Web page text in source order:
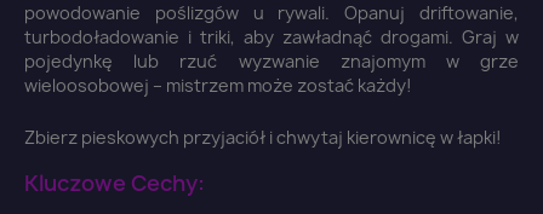
powodowanie poślizgów u rywali. Opanuj driftowanie,
turbodoładowanie i triki, aby zawładnąć drogami. Graj w
pojedynkę lub rzuć wyzwanie znajomym w grze
wieloosobowej – mistrzem może zostać każdy!
Zbierz pieskowych przyjaciół i chwytaj kierownicę w łapki!
Kluczowe Cechy: